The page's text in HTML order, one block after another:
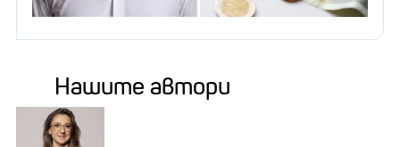
Нашите автори